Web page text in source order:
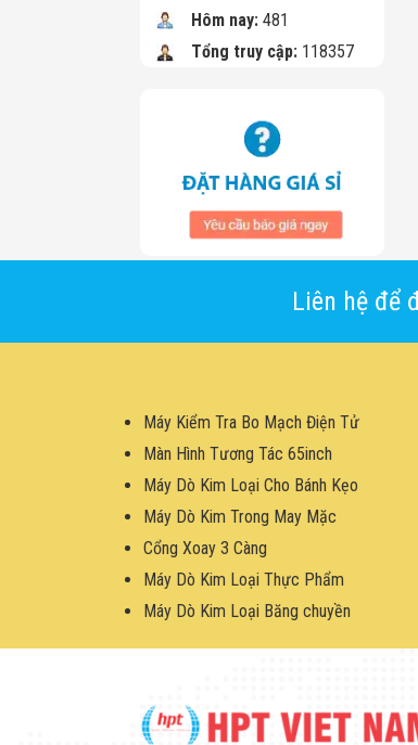
Hôm nay: 481
Tổng truy cập: 118357
Liên hệ để
Máy Kiểm Tra Bo Mạch Điện Tử
Màn Hình Tương Tác 65inch
Máy Dò Kim Loại Cho Bánh Kẹo
Máy Dò Kim Trong May Mặc
Cổng Xoay 3 Càng
Máy Dò Kim Loại Thực Phẩm
Máy Dò Kim Loại Băng chuyền